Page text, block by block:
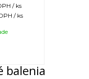
/ ks
/ ks
balenia